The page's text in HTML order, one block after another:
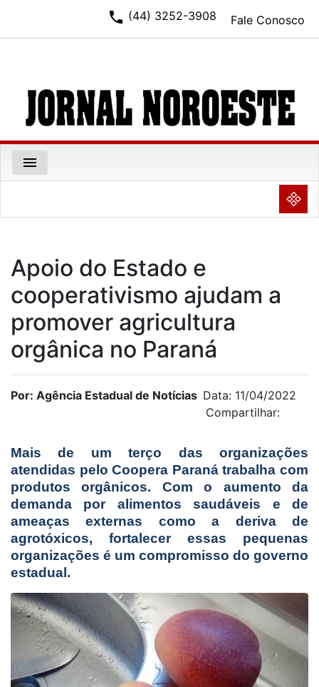
Fale Conosco
phone (44) 3252-3908
menu
NULL
Apoio do Estado e
cooperativismo ajudam a
promover agricultura
orgânica no Paraná
Por: Agência Estadual de Notícias Data: 11/04/2022
Compartilhar:
Mais de um terço das organizações
atendidas pelo Coopera Paraná trabalha com
produtos orgânicos. Com o aumento da
demanda por alimentos saudáveis e de
ameaças externas como a deriva de
agrotóxicos, fortalecer essas pequenas
organizações é um compromisso do governo
estadual.